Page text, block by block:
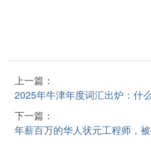
上一篇：
2025年牛津年度词汇出炉：什
下一篇：
年薪百万的华人状元工程师，